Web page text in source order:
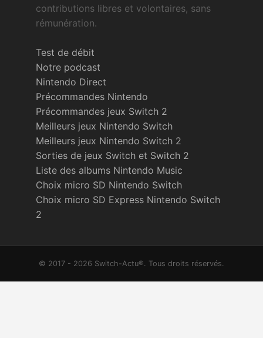
contributions libres et volontaires, sans
rémunération.
Test de débit
Notre podcast
Nintendo Direct
Précommandes Nintendo
Précommandes jeux Switch 2
Meilleurs jeux Nintendo Switch
Meilleurs jeux Nintendo Switch 2
Sorties de jeux Switch et Switch 2
Liste des albums Nintendo Music
Choix micro SD Nintendo Switch
Choix micro SD Express Nintendo Switch
2
© 2017 - 2026 Switch-Actu®. Tous droits réservés.